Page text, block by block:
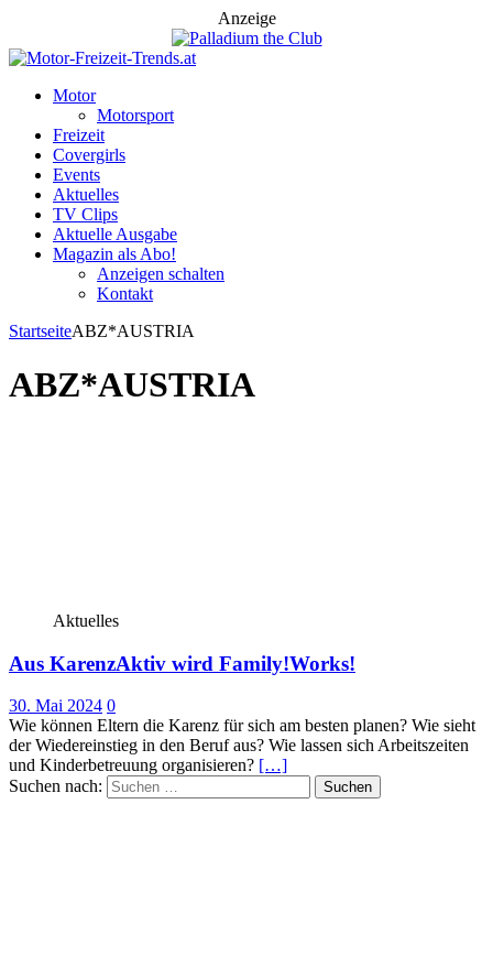
Anzeige
Motor
Motorsport
Freizeit
Covergirls
Events
Aktuelles
TV Clips
Aktuelle Ausgabe
Magazin als Abo!
Anzeigen schalten
Kontakt
StartseiteABZ*AUSTRIA
ABZ*AUSTRIA
Aktuelles
Aus KarenzAktiv wird Family!Works!
30. Mai 2024 0
Wie können Eltern die Karenz für sich am besten planen? Wie sieht
der Wiedereinstieg in den Beruf aus? Wie lassen sich Arbeitszeiten
und Kinderbetreuung organisieren? […]
Suchen nach: